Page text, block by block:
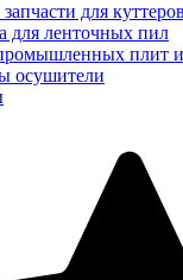
для куттеров
для ленточных пил
плит
осушители